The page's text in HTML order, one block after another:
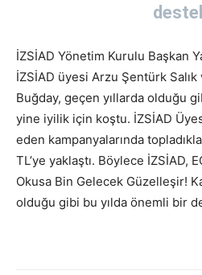
İZSİAD Yönetim Kurulu Başkan
İZSİAD üyesi Arzu Şentürk
Buğday, geçen yıllarda olduğu
yine iyilik için koştu. İZSİAD
eden kampanyalarında
TL’ye yaklaştı. Böylece İZSİAD,
Okusa Bin Gelecek Güzelleşir!
olduğu gibi bu yılda önemli bir